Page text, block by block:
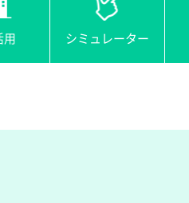
用 シミュレーター